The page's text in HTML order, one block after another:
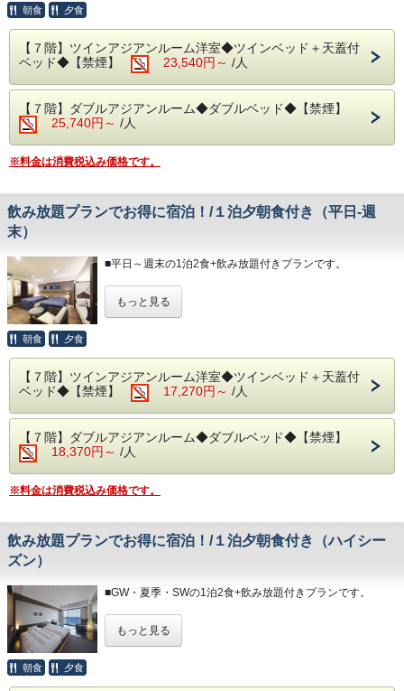
1日1台1,200円/台数に限りがあり、先着順となります。
※満車の場合はホテルよりご連絡いたします。（近隣のコイ
ンパーキング
※駐車場はホームページの「アクセス欄」をご確認くださ
い。
◆その他の税
入湯税150円、宿泊税200円が大人のお客様は掛ります。
・１日/１台1,200円、ご宿泊予約の先着順でご案内をしてお
旨を当館よりご連絡いたします。
・ご予約の際は必ず駐車場を利用する旨と台数をご記入くだ
さい。
・場所等の詳細につきましては、当館公式ホームページの
「アクセス」に記載しております。
い。
＊３名様以上のご利用時はご就寝の際に畳・ソファーペース
にごお客様
ご自身でお布団を敷いて頂いております。
◆お食事
和・洋食を中心に多彩な料理をご用意しております。
朝食は海を眺めながら評判の朝食ビュッフェをお楽しみくだ
さい。
＊内容・品数は時期によって異なる場合がございます。
（写真はイメージとなります。）
ます。
◆大浴場
違いなし！
・15:00～24:00（最終入場 23:30）
・ 6:00～10:30（最終入場 10:00）
◆エステ・貸切露天風呂
事前予約制でございます。
＜0557-82-8111＞までお問い合わせ下さい。
◆駐車場
1日1台1,200円/台数に限りがあり、先着順となります。
ンパーキング
をご自身でご利用下さい。）
※駐車場はホームページの「アクセス欄」をご確認くださ
◆その他の税
＊備考欄にて交通手段をご記入ください。
＜専用駐車場につきまして＞
好評の「岩盤浴」がご利用できるプランです。
クス効果など様々な効能が得られます。
５つのストーンで構成された非日常的な空間は心安らぐひと
時になります。
希望の時間に添えない場合はご連絡いたします。
お子様が含まれる場合、ご宿泊代は現地精算となります。
・15:00～23:00（最終入場 21:30）
お部屋から見る景色は「感動」間違いなし。
＊３歳未満のお子様がいらっしゃる際は備考欄へご記入下さ
い。
◆お食事
和・洋食を中心に多彩な料理をご用意しております。
朝食は海を眺めながら、夕食は夜景を目の前に当館のビュッ
※夕暮れ時に海を見ながらお召し上がりいただく時間は格別
です！
＊体験型の浜焼きやピザ、カニもお楽しみいただけます。
＊内容・品数は時期によって異なる場合がございます。
・夕食 17:30～21:00（最終入場 20:00）
予約状況に応じて入場時間を分けさせていただく場合があり
ます。
◆大浴場
良質な熱海温泉をご堪能くださいませ。
・15:00～24:00（最終入場 23:30）
朝食 夕食
【７階】ツインアジアンルーム洋室◆ツインベッド＋天蓋付
ベッド◆【禁煙】
23,540円～ /人
【７階】ダブルアジアンルーム◆ダブルベッド◆【禁煙】
25,740円～ /人
※料金は消費税込み価格です。
飲み放題プランでお得に宿泊！/１泊夕朝食付き（平日-週
末）
■平日～週末の1泊2食+飲み放題付きプランです。
プランでのご予約に限り1,870円とお得にお楽しみいただけ
ます。
ン・焼酎
日本酒・カクテル
＊当プランは大人のみとなります。
お子様がいらっしゃる場合、ご宿泊代は現地精算となりま
す。
◆お部屋
相模湾の朝焼けや熱海の夜景が一望できます。
※3名様以上でご宿泊の際は、ご就寝時に畳・ソファースペ
ースにお客様自身でお布団を敷いていただきます。
レストラン「The Dining OCEAN'S GIFT」は和・洋を中心
朝食は相模湾から昇る朝日を肌で感じながら、夕食は夜景を
目の前に当館のビュッフェをお楽しみください。
もっと見る
朝食 夕食
【７階】ツインアジアンルーム洋室◆ツインベッド＋天蓋付
ベッド◆【禁煙】
17,270円～ /人
【７階】ダブルアジアンルーム◆ダブルベッド◆【禁煙】
18,370円～ /人
※料金は消費税込み価格です。
飲み放題プランでお得に宿泊！/１泊夕朝食付き（ハイシー
ズン）
■GW・夏季・SWの1泊2食+飲み放題付きプランです。
プランでのご予約に限り1,870円とお得にお楽しみいただけ
ます。
もっと見る
朝食 夕食